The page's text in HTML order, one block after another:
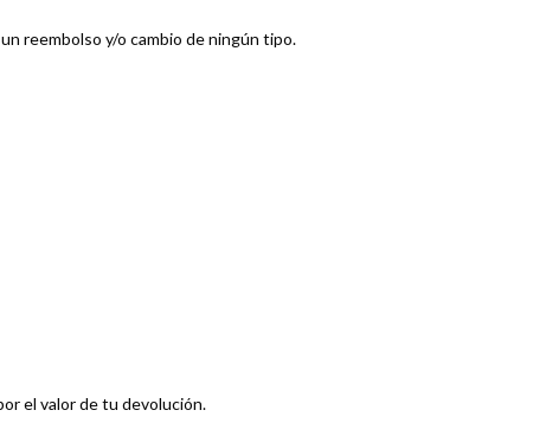
reembolso y/o cambio de ningún tipo.
el valor de tu devolución.